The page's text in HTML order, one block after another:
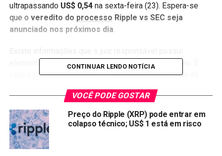
ultrapassando US$ 0,54na sexta-feira (23). Espera-se
que o veredito do processo Ripple vs SEC seja
anunciado nos próximos dia.
elementos suficiente para fundamentar uma decisão. E
vários traders parecem estarapostando na vitória da
oportunidade de ganhos.
Entenda o processo contra
Ripple
CONTINUAR LENDO NOTÍCIA
VOCÊ PODE GOSTAR
Preço do Ripple (XRP) pode entrar em
colapso técnico; US$ 1 está em risco